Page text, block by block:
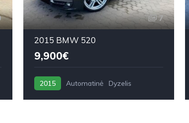
7
2015 BMW 520
9,900€
2015 Automatinė Dyzelis